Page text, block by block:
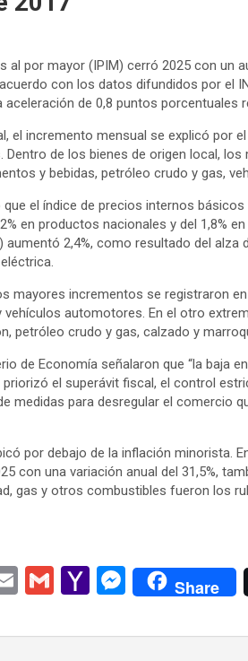
al por mayor (IPIM) cerró 2025 con un
con los datos difundidos por el
aceleración de 0,8 puntos porcentuales
el incremento mensual se explicó por
Dentro de los bienes de origen local,
y bebidas, petróleo crudo y gas,
el índice de precios internos básicos
en productos nacionales y del 1,8%
2,4%, como resultado del alza
mayores incrementos se registraron
automotores. En el otro
petróleo crudo y gas, calzado y
de Economía señalaron que “la baja
el superávit fiscal, el control
medidas para desregular el comercio
por debajo de la inflación minorista.
con una variación anual del 31,5%,
gas y otros combustibles fueron los
E
ail
G
ail
Y
h
M
se
Share